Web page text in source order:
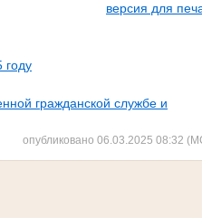
версия для
году
гражданской службе и
опубликовано 06.03.2025 08:32